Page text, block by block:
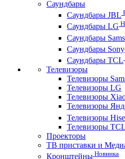
Саундбары
Саундбары JBL
Саундбары LG
Саундбары
Саундбары Sony
Саундбары TCL
Телевизоры
Телевизоры
Телевизоры LG
Телевизоры
Телевизоры
Телевизоры
Телевизоры TCL
Проекторы
ТВ приставки и
Кронштейны Новинка